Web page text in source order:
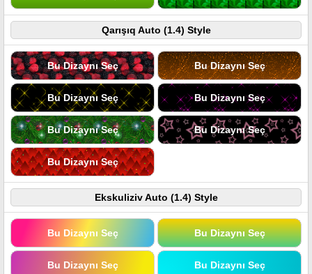
Qarışıq Auto (1.4) Style
Bu Dizaynı Seç Bu Dizaynı Seç
Bu Dizaynı Seç Bu Dizaynı Seç
Bu Dizaynı Seç Bu Dizaynı Seç
Bu Dizaynı Seç
Ekskuliziv Auto (1.4) Style
Bu Dizaynı Seç Bu Dizaynı Seç
Bu Dizaynı Seç Bu Dizaynı Seç